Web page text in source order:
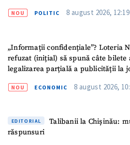
NOU POLITIC 8 august 2026, 12:19
„Informații confidențiale”? Loteria
refuzat (inițial) să spună câte bilete
legalizarea parțială a publicității la
NOU ECONOMIC 8 august 2026,
EDITORIAL
Talibanii la Chișinău:
răspunsuri